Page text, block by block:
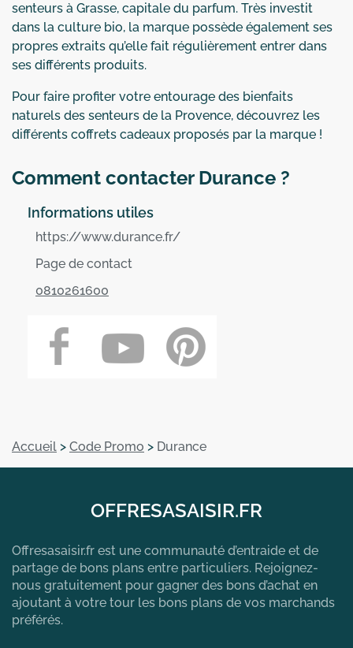
senteurs à Grasse, capitale du parfum. Très investit
dans la culture bio, la marque possède également ses
propres extraits qu’elle fait régulièrement entrer dans
ses différents produits.
Pour faire profiter votre entourage des bienfaits
naturels des senteurs de la Provence, découvrez les
différents coffrets cadeaux proposés par la marque !
Comment contacter Durance ?
Informations utiles
https://www.durance.fr/
Page de contact
0810261600
Accueil > Code Promo > Durance
OFFRESASAISIR.FR
Offresasaisir.fr est une communauté d’entraide et de
partage de bons plans entre particuliers. Rejoignez-
nous gratuitement pour gagner des bons d’achat en
ajoutant à votre tour les bons plans de vos marchands
préférés.